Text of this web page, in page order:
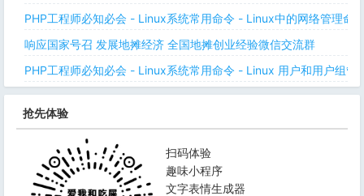
PHP工程师必知必会 - Linux系统常用命令 - Linux中的网络管理命
响应国家号召 发展地摊经济 全国地摊创业经验微信交流群
PHP工程师必知必会 - Linux系统常用命令 - Linux 用户和用户组管
抢先体验
扫码体验
趣味小程序
文字表情生成器